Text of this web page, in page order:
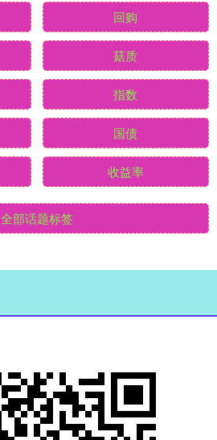
回购
菇质
指数
国债
收益率
全部话题标签